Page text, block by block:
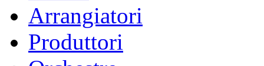
Arrangiatori
Produttori